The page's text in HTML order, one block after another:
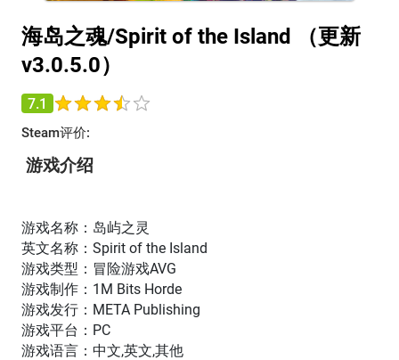
海岛之魂/Spirit of the Island （更新
v3.0.5.0）
7.1
Steam评价:
游戏介绍
游戏名称：岛屿之灵
英文名称：Spirit of the Island
游戏类型：冒险游戏AVG
游戏制作：1M Bits Horde
游戏发行：META Publishing
游戏平台：PC
游戏语言：中文,英文,其他